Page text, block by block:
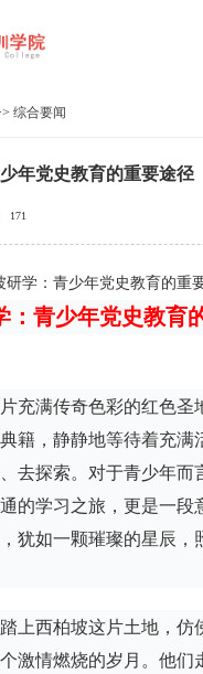
综合要闻
年党史教育的重要途径
171
研学：青少年党史教育的重
：青少年党史教育
充满传奇色彩的红色圣
籍，静静地等待着充满
去探索。对于青少年而
的学习之旅，更是一段
犹如一颗璀璨的星辰，
上西柏坡这片土地，仿
激情燃烧的岁月。他们